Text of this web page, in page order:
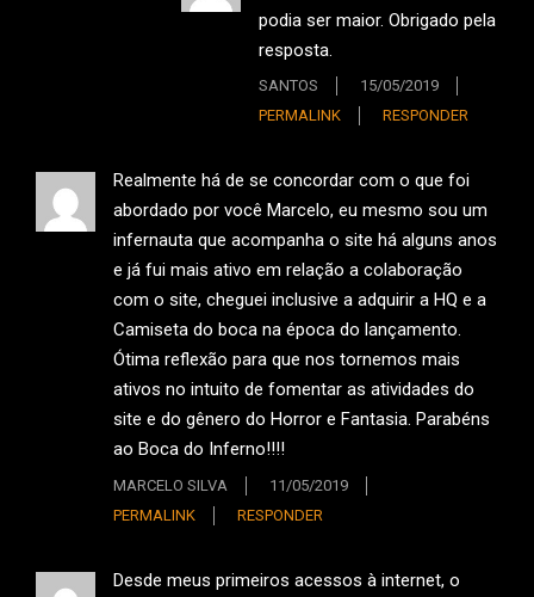
podia ser maior. Obrigado pela
resposta.
SANTOS
15/05/2019
PERMALINK
RESPONDER
Realmente há de se concordar com o que foi
abordado por você Marcelo, eu mesmo sou um
infernauta que acompanha o site há alguns anos
e já fui mais ativo em relação a colaboração
com o site, cheguei inclusive a adquirir a HQ e a
Camiseta do boca na época do lançamento.
Ótima reflexão para que nos tornemos mais
ativos no intuito de fomentar as atividades do
site e do gênero do Horror e Fantasia. Parabéns
ao Boca do Inferno!!!!
MARCELO SILVA
11/05/2019
PERMALINK
RESPONDER
Desde meus primeiros acessos à internet, o